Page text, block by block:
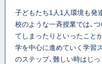
子どもたち1人1人環境も発
校のような一斉授業では、
てしまったりといったことが
学を中心に進めていく学習
のステップ、難しい時はじ